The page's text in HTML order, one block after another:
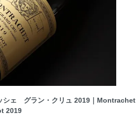
シェ グラン・クリュ 2019｜Montrachet
2019